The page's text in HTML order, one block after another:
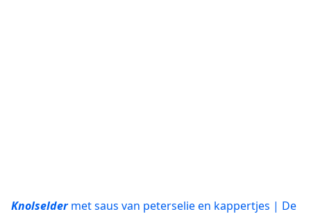
Knolseldermet saus van peterselie en kappertjes | De